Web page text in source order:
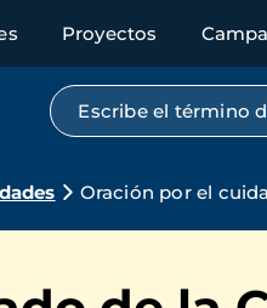
Proyectos
Búsqueda por
Oración por el